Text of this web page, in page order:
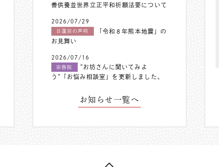
善供養並世界立正平和祈願法要について
2026/07/29
日蓮宗の声明
「令和８年熊本地震」の
お見舞い
2026/07/16
宗務院
”お坊さんに聞いてみよ
う”「お悩み相談室」を更新しました。
お知らせ一覧へ